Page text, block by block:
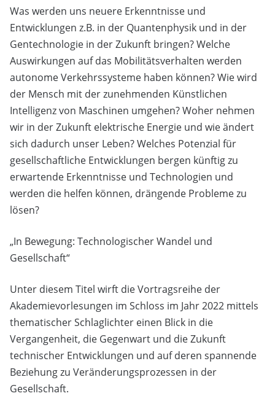
Was werden uns neuere Erkenntnisse und
Entwicklungen z.B. in der Quantenphysik und in der
Gentechnologie in der Zukunft bringen? Welche
Auswirkungen auf das Mobilitätsverhalten werden
autonome Verkehrssysteme haben können? Wie wird
der Mensch mit der zunehmenden Künstlichen
Intelligenz von Maschinen umgehen? Woher nehmen
wir in der Zukunft elektrische Energie und wie ändert
sich dadurch unser Leben? Welches Potenzial für
gesellschaftliche Entwicklungen bergen künftig zu
erwartende Erkenntnisse und Technologien und
werden die helfen können, drängende Probleme zu
lösen?
„In Bewegung: Technologischer Wandel und
Gesellschaft“
Unter diesem Titel wirft die Vortragsreihe der
Akademievorlesungen im Schloss im Jahr 2022 mittels
thematischer Schlaglichter einen Blick in die
Vergangenheit, die Gegenwart und die Zukunft
technischer Entwicklungen und auf deren spannende
Beziehung zu Veränderungsprozessen in der
Gesellschaft.